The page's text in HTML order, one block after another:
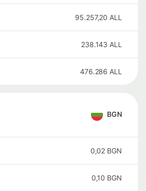
95.257,20 ALL
238.143 ALL
476.286 ALL
BGN
0,02 BGN
0,10 BGN